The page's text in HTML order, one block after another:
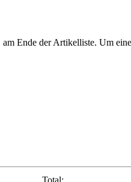
am Ende der Artikelliste. Um
Total: